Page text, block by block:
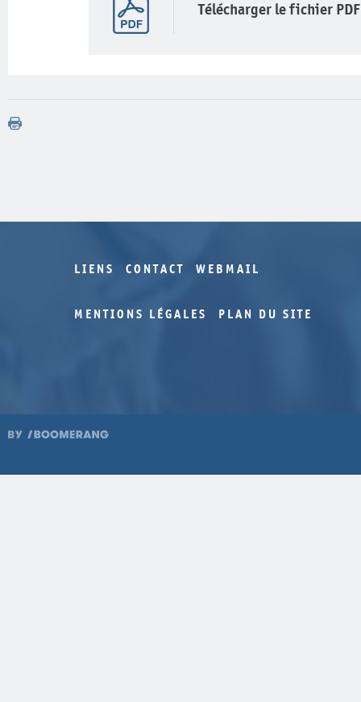
Télécharger le fichier PDF
LIENS CONTACT WEBMAIL
MENTIONS LÉGALES PLAN DU SITE